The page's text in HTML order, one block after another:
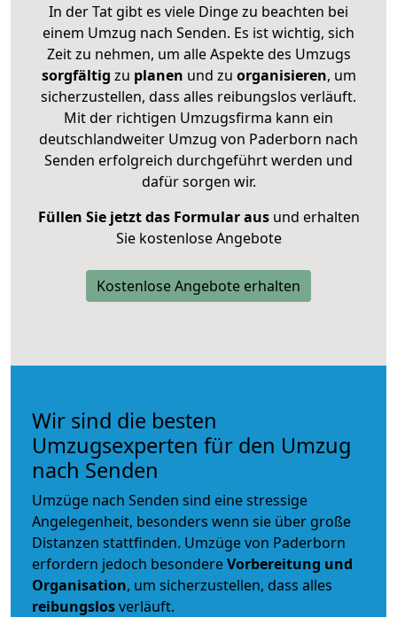
In der Tat gibt es viele Dinge zu beachten bei
einem Umzug nach Senden. Es ist wichtig, sich
Zeit zu nehmen, um alle Aspekte des Umzugs
sorgfältig zu planen und zu organisieren, um
sicherzustellen, dass alles reibungslos verläuft.
Mit der richtigen Umzugsfirma kann ein
deutschlandweiter Umzug von Paderborn nach
Senden erfolgreich durchgeführt werden und
dafür sorgen wir.
Füllen Sie jetzt das Formular ausund erhalten
Sie kostenlose Angebote
Kostenlose Angebote erhalten
Wir sind die besten
Umzugsexperten für den Umzug
nach Senden
Umzüge nach Senden sind eine stressige
Angelegenheit, besonders wenn sie über große
Distanzen stattfinden. Umzüge von Paderborn
erfordern jedoch besondereVorbereitung und
Organisation, um sicherzustellen, dass alles
reibungslosverläuft.